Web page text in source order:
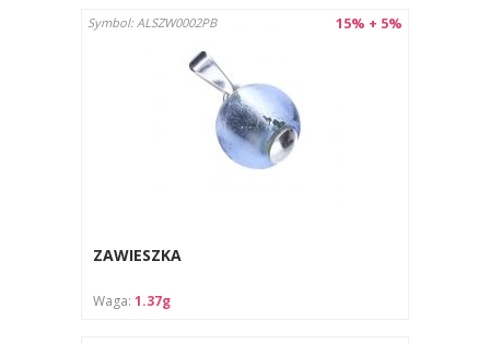
15% + 5%
Symbol: ALSZW0002PB
ZAWIESZKA
Waga: 1.37g